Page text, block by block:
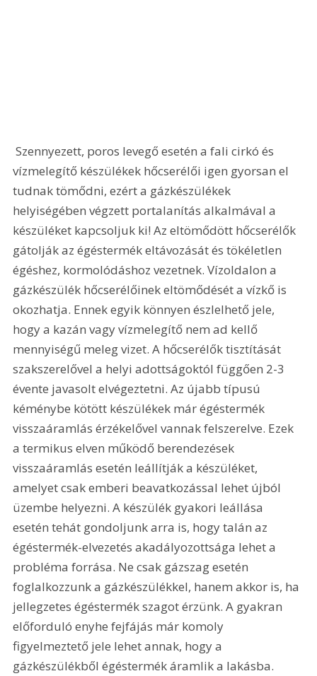
Szennyezett, poros levegő esetén a fali cirkó és
vízmelegítő készülékek hőcserélői igen gyorsan el
tudnak tömődni, ezért a gázkészülékek
helyiségében végzett portalanítás alkalmával a
készüléket kapcsoljuk ki! Az eltömődött hőcserélők
gátolják az égéstermék eltávozását és tökéletlen
égéshez, kormolódáshoz vezetnek. Vízoldalon a
gázkészülék hőcserélőinek eltömődését a vízkő is
okozhatja. Ennek egyik könnyen észlelhető jele,
hogy a kazán vagy vízmelegítő nem ad kellő
mennyiségű meleg vizet. A hőcserélők tisztítását
szakszerelővel a helyi adottságoktól függően 2-3
évente javasolt elvégeztetni. Az újabb típusú
kéménybe kötött készülékek már égéstermék
visszaáramlás érzékelővel vannak felszerelve. Ezek
a termikus elven működő berendezések
visszaáramlás esetén leállítják a készüléket,
amelyet csak emberi beavatkozással lehet újból
üzembe helyezni. A készülék gyakori leállása
esetén tehát gondoljunk arra is, hogy talán az
égéstermék-elvezetés akadályozottsága lehet a
probléma forrása. Ne csak gázszag esetén
foglalkozzunk a gázkészülékkel, hanem akkor is, ha
jellegzetes égéstermék szagot érzünk. A gyakran
előforduló enyhe fejfájás már komoly
figyelmeztető jele lehet annak, hogy a
gázkészülékből égéstermék áramlik a lakásba.